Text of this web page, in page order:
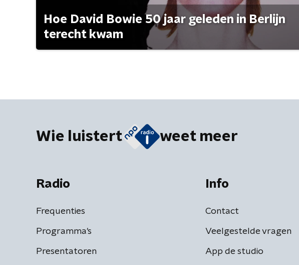
Hoe David Bowie 50 jaar geleden in Berlijn
terecht kwam
Wie luistert weet meer
Radio
Frequenties
Programma's
Presentatoren
Info
Contact
Veelgestelde vragen
App de studio